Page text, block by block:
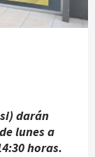
darán
lunes a
horas.